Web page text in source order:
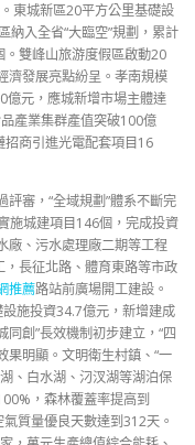
東城新區20平方公里基礎設
納入全省“大臨空”規劃，累計
雙峰山旅游度假區啟動20
濟發展亮點紛呈。孝南規模
億元，應城新增市場主體達
產業集群產值突破100億
商引進光電配套項目16
審，“全域規劃”體系不斷完
施城建項目146個，完成投資
廠、污水處理廠二期等工程
長征北路、體育東路等市政
推薦路站前廣場開工建設。
施投資34.7億元，新增建成
同創”長效機制初步建立，“四
果明顯。文明衛生村鎮、“一
、白水湖、汈汊湖等湖泊保
，森林覆蓋率提高到
質量優良天數達到312天。